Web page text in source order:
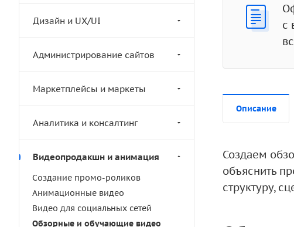
с
Описание
Создаем
объяснить
структуру,
Дизайн и UX/UI
Администрирование сайтов
Маркетплейсы и маркеты
Аналитика и консалтинг
Видеопродакшн и анимация
Создание промо-роликов
Анимационные видео
Видео для социальных сетей
Обзорные и обучающие видео